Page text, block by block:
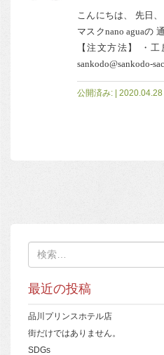
こんにちは、 先日
マスクnano aguaの
【注文方法】 ・
sankodo@sankodo-
公開済み: |
索:
最近の投稿
品川プリンスホテル店
街だけではありません。
SDGs